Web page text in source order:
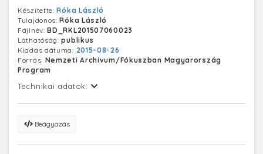
Készítette:Róka László
Tulajdonos:Róka László
Fájlnév:BD_RKL201507060023
Láthatóság:publikus
Kiadás dátuma: 2015-08-26
Forrás: Nemzeti Archívum/Fókuszban Magyarország
Program
Technikai adatok:
Beágyazás